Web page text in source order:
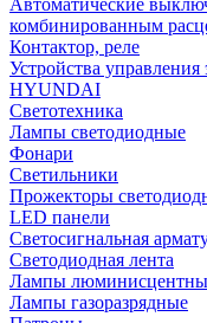
Автоматические
комбинированным
Контактор, реле
Устройства управления
HYUNDAI
Светотехника
Лампы светодиодные
Фонари
Светильники
Прожекторы
LED панели
Светосигнальная
Светодиодная лента
Лампы
Лампы газоразрядные